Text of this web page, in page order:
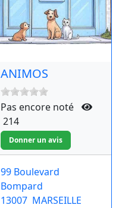
ANIMOS
Pas encore noté
214
99 Boulevard
Bompard
13007 MARSEILLE